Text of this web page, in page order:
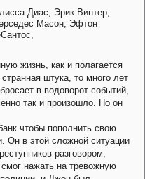
Диас, Эрик Винтер,
Масон, Эфтон
жизнь, как и полагается
штука, то много лет
в водоворот событий,
так и произошло. Но он
чтобы пополнить свою
Он в этой сложной ситуации
разговором,
смог нажать на тревожную